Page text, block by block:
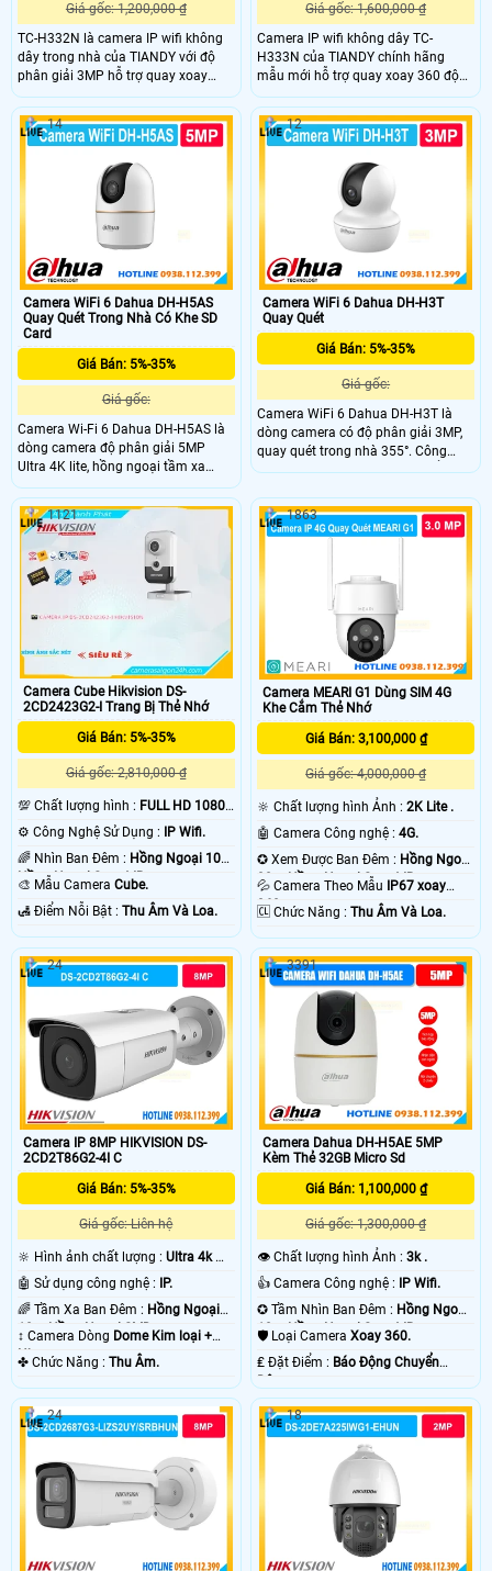
Giá gốc: 1,200,000 ₫
TC-H332N là camera IP wifi không
dây trong nhà của TIANDY với độ
phân giải 3MP hỗ trợ quay xoay
360° linh hoạt. Camera tích hợp
hồng ngoại tầm xa 20m, đèn ánh
sáng trắng cho hình ảnh màu sắc rõ
nét (Color Maker) cả trong đêm,
cùng tính năng đàm thoại hai chiều
tiện lợi. Ngoài ra, camera còn hỗ trợ
khe cắm thẻ nhớ lên đến 512GB và
phát hiện người thông minh kèm
cảnh báo tức thì.
Giá gốc: 1,600,000 ₫
Camera IP wifi không dây TC-
H333N của TIANDY chính hãng
mẫu mới hỗ trợ quay xoay 360 độ
với độ phân giải 3MP sắc nét.
Camera được trang bị hồng ngoại
tầm xa 50m, đèn ánh sáng trắng
cho hình ảnh Color Maker sống
động cả ngày lẫn đêm. Ngoài ra,
camera còn hỗ trợ đàm thoại hai
chiều có khe cắm thẻ nhớ lên đến
512GB và đạt chuẩn chống nước
IP66, phù hợp lắp đặt ngoài trời.
Camera WiFi 6 Dahua DH-H5AS
Quay Quét Trong Nhà Có Khe SD
Card
Giá Bán: 5%-35%
Giá gốc:
Camera Wi-Fi 6 Dahua DH-H5AS là
dòng camera độ phân giải 5MP
Ultra 4K lite, hồng ngoại tầm xa
20m và led ấm thu hình có màu
10m cùng chế độ chiếu sáng kép
thông minh. Hỗ trợ quay quét 0° đến
355° Công nghệ AI thông minh phát
hiện chuyển động.
14
Camera WiFi 6 Dahua DH-H3T
Quay Quét
Giá Bán: 5%-35%
Giá gốc:
Camera WiFi 6 Dahua DH-H3T là
dòng camera có độ phân giải 3MP,
quay quét trong nhà 355°. Công
nghệ AI phát hiện người, chuyển
Tracking, đàm thoại hai chiều, hồng
ngoại tầm xa 10m, hỗ trợ thẻ nhớ
12
Camera Cube Hikvision DS-
2CD2423G2-I Trang Bị Thẻ Nhớ
Giá Bán: 5%-35%
Giá gốc: 2,810,000 ₫
💯 Chất lượng hình : FULL HD 1080P
.
⚙ Công Nghệ Sử Dụng :
IP Wifi.
🌈 Nhìn Ban Đêm : Hồng Ngoại 10m
Hồng Ngoại Smart IR.
🎨 Mẫu Camera Cube.
️🛃 Điểm Nỗi Bật : Thu Âm Và Loa.
1121
Camera MEARI G1 Dùng SIM 4G
Khe Cắm Thẻ Nhớ
Giá Bán: 3,100,000 ₫
Giá gốc: 4,000,000 ₫
🔆 Chất lượng hình Ảnh :2K Lite .
🤖️ Camera Công nghệ :4G.
✪ Xem Được Ban Đêm : Hồng Ngoại
30m Hồng Ngoại Smart IR.
💦 Camera Theo Mẫu
IP67 xoay
360.
️🆑 Chức Năng :Thu Âm Và Loa.
1863
Camera IP 8MP HIKVISION DS-
2CD2T86G2-4I C
Giá Bán: 5%-35%
Giá gốc: Liên hệ
🔆 Hình ảnh chất lượng : Ultra 4k 👍🏾
.
🤖️ Sử dụng công nghệ :
IP.
🌈 Tầm Xa Ban Đêm : Hồng Ngoại
10m Hồng Ngoại SMD.
↕️ Camera Dòng Dome Kim loại +
Nhựa.
️✤ Chức Năng : Thu Âm.
24
Camera Dahua DH-H5AE 5MP
Kèm Thẻ 32GB Micro Sd
Giá Bán: 1,100,000 ₫
Giá gốc: 1,300,000 ₫
👁 Chất lượng hình Ảnh :3k .
👍 Camera Công nghệ :
IP Wifi.
✪ Tầm Nhìn Ban Đêm : Hồng Ngoại
10m Hồng Ngoại Smart IR.
🛡 Loại CameraXoay 360.
️₤ Đặt Điểm : Báo Động Chuyển
3391
24 18